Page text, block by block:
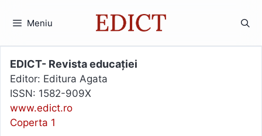
Meniu
EDICT- Revista educației
Editor: Editura Agata
ISSN: 1582-909X
www.edict.ro
Coperta 1